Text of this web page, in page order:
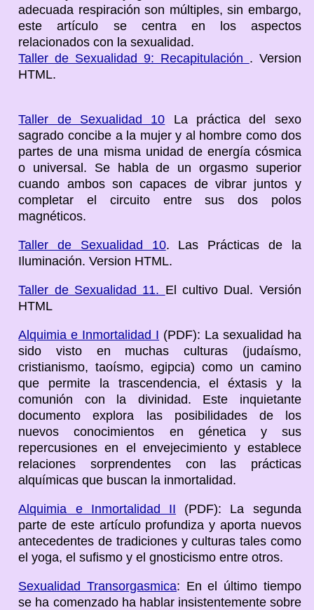
adecuada respiración son múltiples, sin embargo,
este artículo se centra en los aspectos
relacionados con la sexualidad.
Taller de Sexualidad 9: Recapitulación . Version
HTML.
Taller de Sexualidad 10 La práctica del sexo
sagrado concibe a la mujer y al hombre como dos
partes de una misma unidad de energía cósmica
o universal. Se habla de un orgasmo superior
cuando ambos son capaces de vibrar juntos y
completar el circuito entre sus dos polos
magnéticos.
Taller de Sexualidad 10. Las Prácticas de la
Iluminación. Version HTML.
Taller de Sexualidad 11. El cultivo Dual. Versión
HTML
Alquimia e Inmortalidad I (PDF): La sexualidad ha
sido visto en muchas culturas (judaísmo,
cristianismo, taoísmo, egipcia) como un camino
que permite la trascendencia, el éxtasis y la
comunión con la divinidad. Este inquietante
documento explora las posibilidades de los
nuevos conocimientos en génetica y sus
repercusiones en el envejecimiento y establece
relaciones sorprendentes con las prácticas
alquímicas que buscan la inmortalidad.
Alquimia e Inmortalidad II (PDF): La segunda
parte de este artículo profundiza y aporta nuevos
antecedentes de tradiciones y culturas tales como
el yoga, el sufismo y el gnosticismo entre otros.
Sexualidad Transorgasmica: En el último tiempo
se ha comenzado ha hablar insistentemente sobre